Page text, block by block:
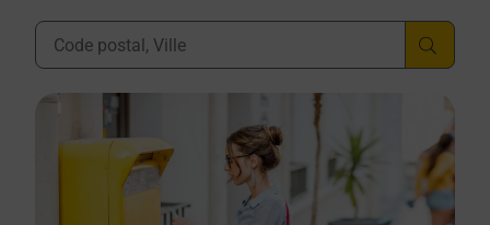
Ville, Département, Code Postal